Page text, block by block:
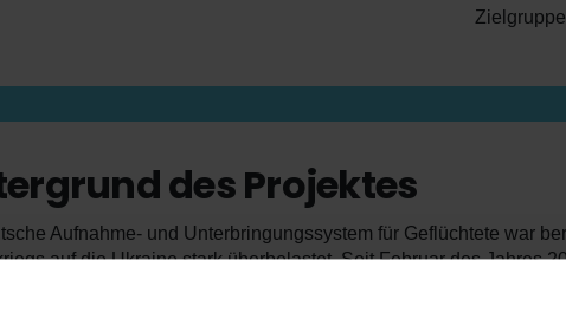
des Projektes
Aufnahme- und Unterbringungssystem für Geflüchtete war
auf die Ukraine stark überbelastet. Seit Februar des Jahres
aus der Ukraine geflohen. Dadurch, dass Männern im Alter von